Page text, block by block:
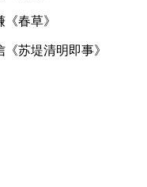
春草》
苏堤清明即事》